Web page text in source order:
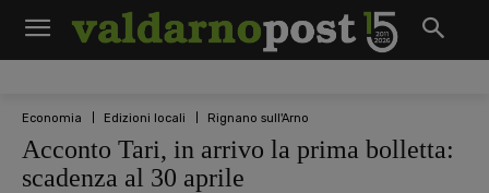
Economia Edizioni locali Rignano sull'Arno
Acconto Tari, in arrivo la prima bolletta:
scadenza al 30 aprile